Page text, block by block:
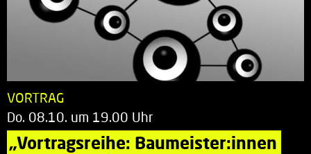
VORTRAG
Do. 08.10. um 19.00 Uhr
„Vortragsreihe: Baumeister:innen